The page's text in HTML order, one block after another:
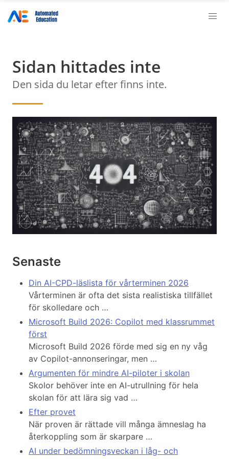
Sidan hittades inte
Den sida du letar efter finns inte.
Senaste
Din AI-CPD-läslista för vårterminen 2026
Vårterminen är ofta det sista realistiska tillfället
för skolledare och …
Microsoft Build 2026: Copilot med klassrummet
först
Microsoft Build 2026 förde med sig en ny våg
av Copilot-annonseringar, men …
Argumenten för mindre AI-piloter i skolan
Skolor behöver inte en AI-utrullning för hela
skolan för att lära sig vad …
Efter provet
När proven är rättade vill många ämneslag ha
återkoppling som är skarpare …
AI under bedömningsveckan i låg- och